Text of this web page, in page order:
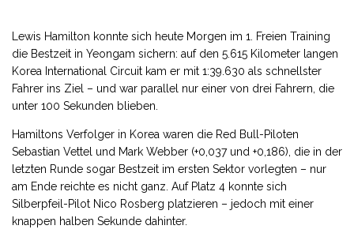
Lewis Hamilton konnte sich heute Morgen im 1. Freien Training
die Bestzeit in Yeongam sichern: auf den 5.615 Kilometer langen
Korea International Circuit kam er mit 1:39.630 als schnellster
Fahrer ins Ziel – und war parallel nur einer von drei Fahrern, die
unter 100 Sekunden blieben.
Hamiltons Verfolger in Korea waren die Red Bull-Piloten
Sebastian Vettel und Mark Webber (+0,037 und +0,186), die in der
letzten Runde sogar Bestzeit im ersten Sektor vorlegten – nur
am Ende reichte es nicht ganz. Auf Platz 4 konnte sich
Silberpfeil-Pilot Nico Rosberg platzieren – jedoch mit einer
knappen halben Sekunde dahinter.